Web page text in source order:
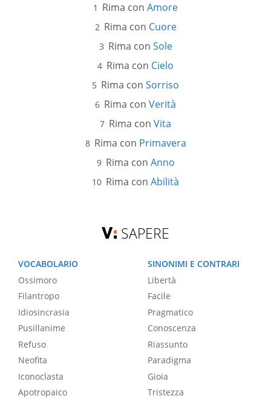
Rima con Amore
Rima con Cuore
Rima con Sole
Rima con Cielo
Rima con Sorriso
Rima con Verità
Rima con Vita
Rima con Primavera
Rima con Anno
Rima con Abilità
SAPERE
VOCABOLARIO
Ossimoro
Filantropo
Idiosincrasia
Pusillanime
Refuso
Neofita
Iconoclasta
Apotropaico
SINONIMI E CONTRARI
Libertà
Facile
Pragmatico
Conoscenza
Riassunto
Paradigma
Gioia
Tristezza